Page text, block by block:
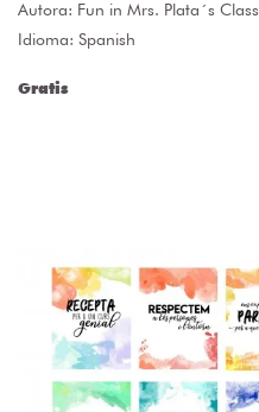
Autora: Fun in Mrs. Plata´s Class
Idioma: Spanish
Gratis